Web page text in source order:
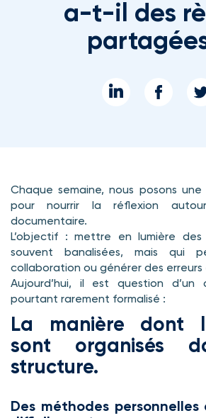
a-t-il des
Chaque semaine, nous posons
pour nourrir la réflexion
documentaire.
L’objectif : mettre en lumière des
souvent banalisées, mais qui
collaboration ou générer des erreurs
Aujourd’hui, il est question
pourtant rarement formalisé :
La manière dont
sont organisés
structure.
Des méthodes